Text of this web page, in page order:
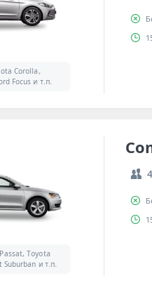
Corolla,
Focus и т.п.
Toyota
Suburban и т.п.
4